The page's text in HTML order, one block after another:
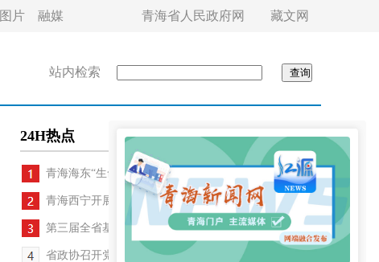
图片 融媒 青海省人民政府网 藏文网
站内检索
24H热点
青海海东“生命之血”再次输入无锡
青海西宁开展未成年人保护宣传月主题活动
第三届全省基层理论宣讲大赛决赛举行
省政协召开党员干部警示教育会